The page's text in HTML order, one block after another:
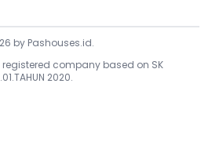
by Pashouses.id.
registered company based on SK
2020.